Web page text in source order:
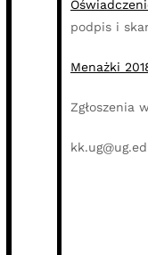
podpis i
Menażki
Zgłoszenia